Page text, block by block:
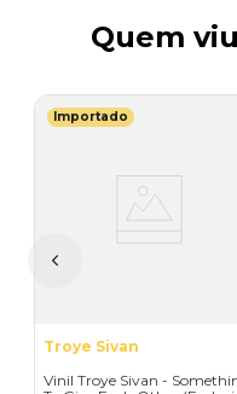
Quem
Importado
Troye Sivan
Vinil Troye Sivan -